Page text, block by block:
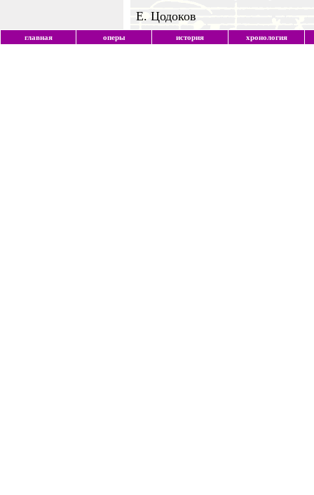
Е. Цодоков
главная оперы история хронология